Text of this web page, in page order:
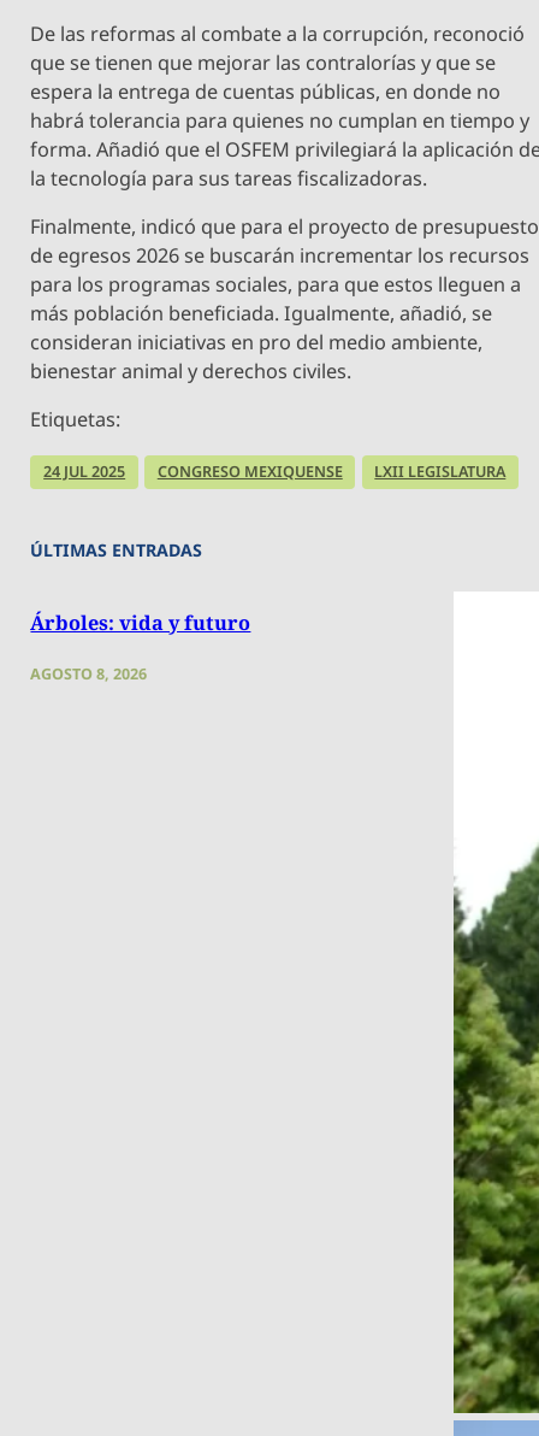
De las reformas al combate a la corrupción, reconoció
que se tienen que mejorar las contralorías y que se
espera la entrega de cuentas públicas, en donde no
habrá tolerancia para quienes no cumplan en tiempo y
forma. Añadió que el OSFEM privilegiará la aplicación
la tecnología para sus tareas fiscalizadoras.
Finalmente, indicó que para el proyecto de presupuesto
de egresos 2026 se buscarán incrementar los recursos
para los programas sociales, para que estos lleguen a
más población beneficiada. Igualmente, añadió, se
consideran iniciativas en pro del medio ambiente,
bienestar animal y derechos civiles.
Etiquetas:
24 JUL 2025 CONGRESO MEXIQUENSE LXII LEGISLATURA
ÚLTIMAS ENTRADAS
Árboles: vida y futuro
AGOSTO 8, 2026